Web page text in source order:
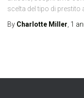
scelta del tipo di prestito
By Charlotte Miller 1